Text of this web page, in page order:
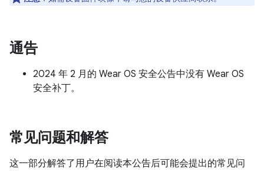
通告
2024 年 2 月的 Wear OS 安全公告中没有 Wear OS
安全补丁。
常见问题和解答
这一部分解答了用户在阅读本公告后可能会提出的常见问